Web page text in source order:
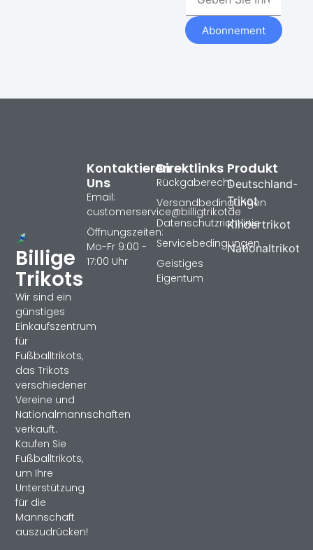
Abonnement
Billige
Trikots
Wir sind ein
günstiges
Einkaufszentrum
für
Fußballtrikots,
das Trikots
verschiedener
Vereine und
Nationalmannschaften
verkauft.
Kaufen Sie
Fußballtrikots,
um Ihre
Unterstützung
für die
Mannschaft
auszudrücken!
Produkt
Deutschland-
Trikot
Kindertrikot
Nationaltrikot
Direktlinks
Rückgaberecht
Versandbedingungen
Datenschutzrichtlinie
Servicebedingungen
Geistiges
Eigentum
Kontaktieren
Uns
Email:
customerservice@billigtrikotde
Öffnungszeiten:
Mo-Fr 9:00 -
17:00 Uhr